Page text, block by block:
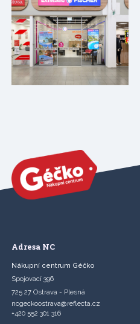
Adresa NC
Nákupní centrum Géčko
Spojovací 396
725 27 Ostrava - Plesná
ncgeckoostrava@reflecta.cz
+420 552 301 316